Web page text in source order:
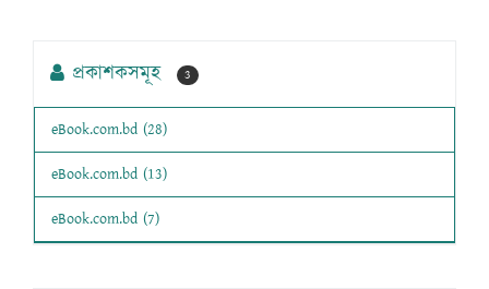
প্রকাশকসমূহ 3
eBook.com.bd (28)
eBook.com.bd (13)
eBook.com.bd (7)